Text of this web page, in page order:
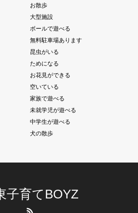
お散歩
大型施設
ボールで遊べる
無料駐車場あります
昆虫がいる
ためになる
お花見ができる
空いている
家族で遊べる
未就学児が遊べる
中学生が遊べる
犬の散歩
子育てBOYZ